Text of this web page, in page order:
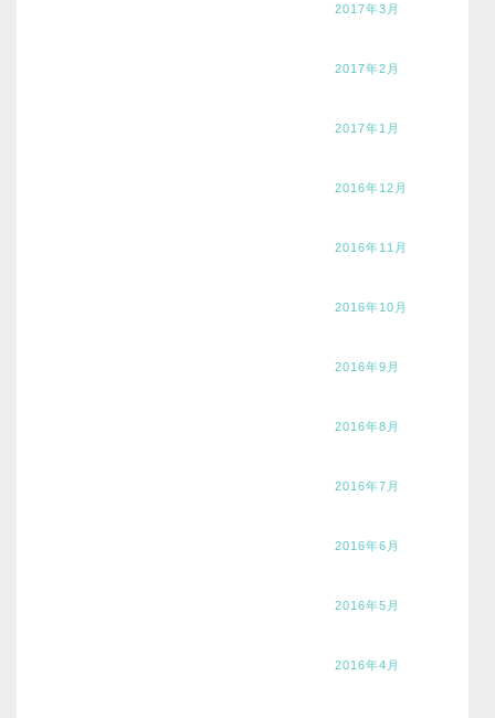
2017年3月
2017年2月
2017年1月
2016年12月
2016年11月
2016年10月
2016年9月
2016年8月
2016年7月
2016年6月
2016年5月
2016年4月